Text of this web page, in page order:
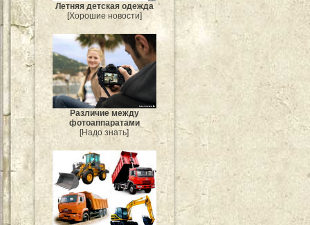
Летняя детская одежда
[Хорошие новости]
Различие между
фотоаппаратами
[Надо знать]